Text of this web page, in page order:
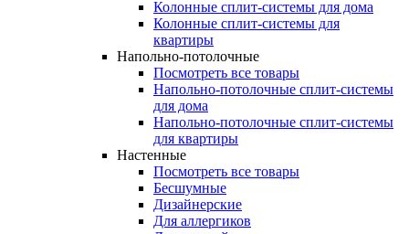
Колонные сплит-системы для дома
Колонные сплит-системы для
квартиры
Напольно-потолочные
Посмотреть все товары
Напольно-потолочные сплит-системы
для дома
Напольно-потолочные сплит-системы
для квартиры
Настенные
Посмотреть все товары
Бесшумные
Дизайнерские
Для аллергиков